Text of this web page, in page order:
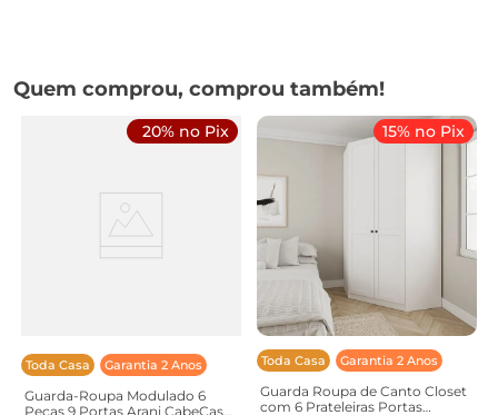
Quem comprou, comprou também!
Toda Casa Garantia 2 Anos
20% no Pix
Guarda-Roupa Modulado 6
Peças 9 Portas Arani CabeCasa
Toda Casa Garantia 2 Anos
15% no Pix
Guarda Roupa de Canto Closet
com 6 Prateleiras Portas